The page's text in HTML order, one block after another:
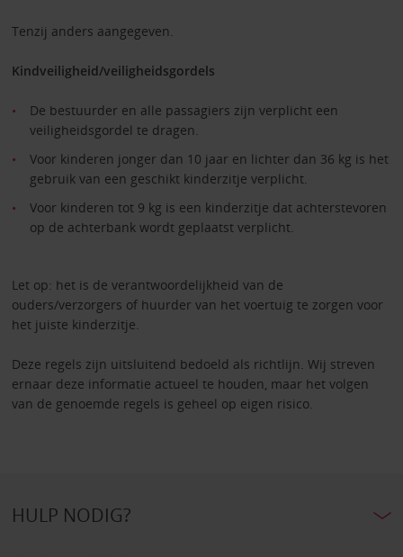
Tenzij anders aangegeven.
Kindveiligheid/veiligheidsgordels
De bestuurder en alle passagiers zijn verplicht een
veiligheidsgordel te dragen.
Voor kinderen jonger dan 10 jaar en lichter dan 36 kg is het
gebruik van een geschikt kinderzitje verplicht.
Voor kinderen tot 9 kg is een kinderzitje dat achterstevoren
op de achterbank wordt geplaatst verplicht.
Let op: het is de verantwoordelijkheid van de
ouders/verzorgers of huurder van het voertuig te zorgen voor
het juiste kinderzitje.
Deze regels zijn uitsluitend bedoeld als richtlijn. Wij streven
ernaar deze informatie actueel te houden, maar het volgen
van de genoemde regels is geheel op eigen risico.
HULP NODIG?